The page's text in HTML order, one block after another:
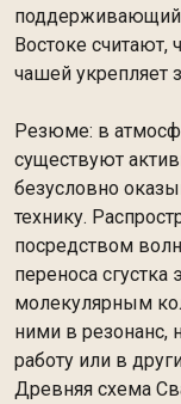
поддерживающий
Востоке считают,
чашей укрепляет
Резюме: в
существуют
безусловно
технику.
посредством
переноса
молекулярным
ними в резонанс,
работу или в
Древняя схема